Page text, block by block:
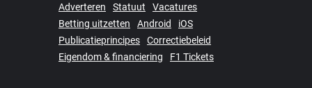
Adverteren
Statuut
Vacatures
Betting uitzetten
Android
iOS
Publicatieprincipes
Correctiebeleid
Eigendom & financiering
F1 Tickets